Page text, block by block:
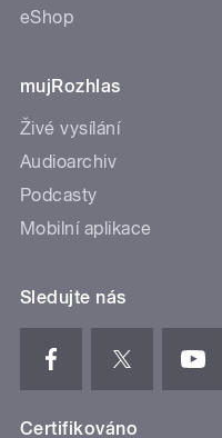
eShop
mujRozhlas
Živé vysílání
Audioarchiv
Podcasty
Mobilní aplikace
Sledujte nás
Certifikováno